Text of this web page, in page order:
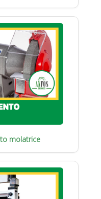
molatrice